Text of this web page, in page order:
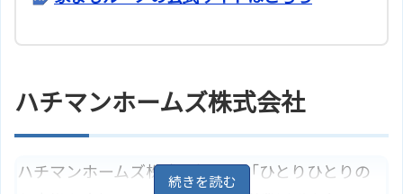
ハチマンホームズ株式会社
ハチマンホームズ株式会社は、「ひとりひとりの